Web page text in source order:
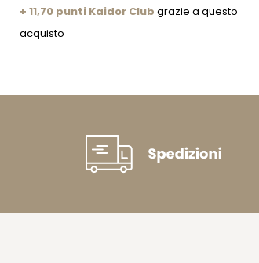
+ 11,70 punti Kaidor Club grazie a questo
acquisto